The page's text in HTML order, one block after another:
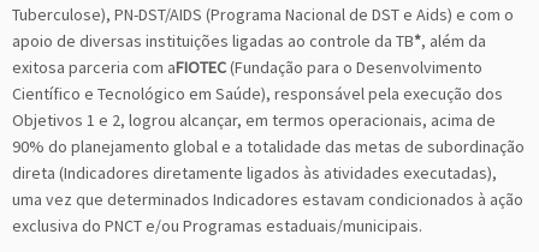
Tuberculose), PN-DST/AIDS (Programa Nacional de DST e Aids) e com o
apoio de diversas instituições ligadas ao controle da TB*, além da
exitosa parceria com aFIOTEC(Fundação para o Desenvolvimento
Científico e Tecnológico em Saúde), responsável pela execução dos
Objetivos 1 e 2, logrou alcançar, em termos operacionais, acima de
90% do planejamento global e a totalidade das metas de subordinação
direta (Indicadores diretamente ligados às atividades executadas),
uma vez que determinados Indicadores estavam condicionados à ação
exclusiva do PNCT e/ou Programas estaduais/municipais.